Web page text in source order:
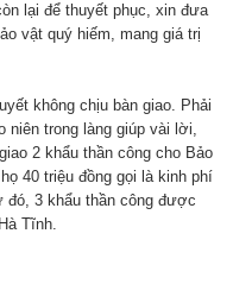
lại để thuyết phục, xin đưa
vật quý hiếm, mang giá trị
không chịu bàn giao. Phải
niên trong làng giúp vài lời,
2 khẩu thần công cho Bảo
40 triệu đồng gọi là kinh phí
đó, 3 khẩu thần công được
Tĩnh.